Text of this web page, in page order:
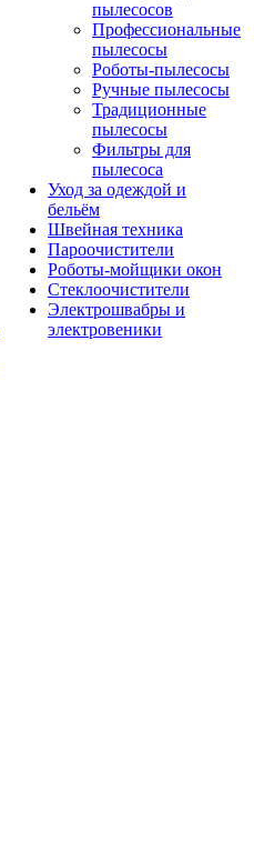
пылесосов
Профессиональные
пылесосы
Роботы-пылесосы
Ручные пылесосы
Традиционные
пылесосы
Фильтры для
пылесоса
Уход за одеждой и
бельём
Швейная техника
Пароочистители
Роботы-мойщики окон
Стеклоочистители
Электрошвабры и
электровеники